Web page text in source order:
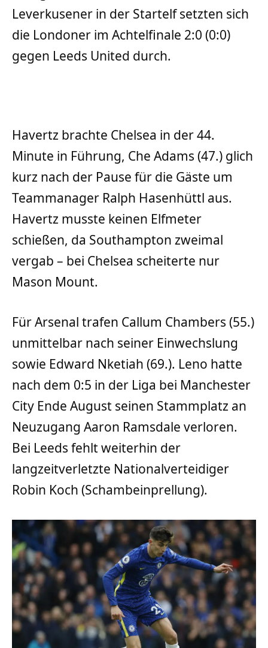
Leverkusener in der Startelf setzten sich
die Londoner im Achtelfinale 2:0 (0:0)
gegen Leeds United durch.
Havertz brachte Chelsea in der 44.
Minute in Führung, Che Adams (47.) glich
kurz nach der Pause für die Gäste um
Teammanager Ralph Hasenhüttl aus.
Havertz musste keinen Elfmeter
schießen, da Southampton zweimal
vergab – bei Chelsea scheiterte nur
Mason Mount.
Für Arsenal trafen Callum Chambers (55.)
unmittelbar nach seiner Einwechslung
sowie Edward Nketiah (69.). Leno hatte
nach dem 0:5 in der Liga bei Manchester
City Ende August seinen Stammplatz an
Neuzugang Aaron Ramsdale verloren.
Bei Leeds fehlt weiterhin der
langzeitverletzte Nationalverteidiger
Robin Koch (Schambeinprellung).